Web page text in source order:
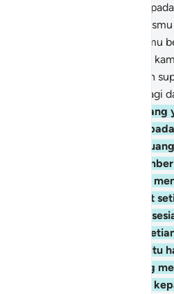
serta pemberi amaran
(Kami
supaya engkau dan umatmu
dan RasulNya, dan supaya
serta memuliakanNya, dan
kepadaNya pada waktu pagi
Sesungguhnya orang-
pengakuan taat setia
Muhammad - untuk
mereka hanyasanya
setia kepada Allah; Allah
mereka memberikan taat
membalasnya). Oleh itu,
menyempurnakan janji
tidak menyempurnakan itu
dirinya; dan sesiapa yang
yang telah dijanjikannya